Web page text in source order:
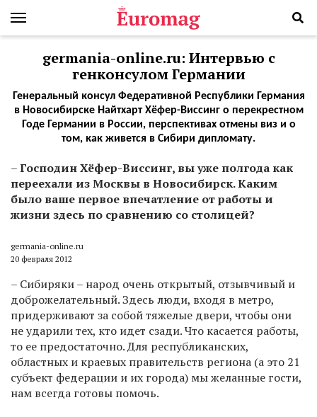
germania-online.ru: Интервью с
генконсулом Германии
Генеральный консул Федеративной Республики Германия
в Новосибирске Найтхарт Хёфер-Виссинг о перекрестном
Годе Германии в России, перспективах отмены виз и о
том, как живется в Сибири дипломату.
–Господин Хёфер-Виссинг, вы уже полгода как
переехали из Москвы в Новосибирск. Каким
было ваше первое впечатление от работы и
жизни здесь по сравнению со столицей?
germania-online.ru
20 февраля 2012
– Сибиряки – народ очень открытый, отзывчивый и
доброжелательный. Здесь люди, входя в метро,
придерживают за собой тяжелые двери, чтобы они
не ударили тех, кто идет сзади. Что касается работы,
то ее предостаточно. Для республиканских,
областных и краевых правительств региона (а это 21
субъект федерации и их города) мы желанные гости,
нам всегда готовы помочь.